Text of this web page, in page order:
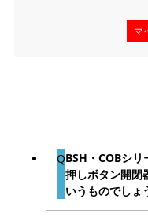
マ
BSH・COBシリ
押しボタン開閉
いうものでしょ